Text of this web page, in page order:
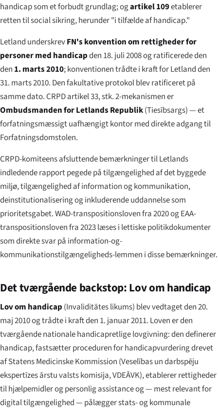
handicap som et forbudt grundlag; ogartikel 109etablerer
retten til social sikring, herunder "i tilfælde af handicap."
Letland underskrevFN's konvention om rettigheder for
personer med handicapden 18. juli 2008 og ratificerede den
den 1. marts 2010; konventionen trådte i kraft for Letland den
31. marts 2010. Den fakultative protokol blev ratificeret på
samme dato. CRPD artikel 33, stk. 2-mekanismen er
Ombudsmanden for Letlands Republik(Tiesībsargs) — et
forfatningsmæssigt uafhængigt kontor med direkte adgang til
Forfatningsdomstolen.
CRPD-komiteens afsluttende bemærkninger til Letlands
indledende rapport pegede på tilgængelighed af det byggede
miljø, tilgængelighed af information og kommunikation,
deinstitutionalisering og inkluderende uddannelse som
prioritetsgabet. WAD-transpositionsloven fra 2020 og EAA-
transpositionsloven fra 2023 læses i lettiske politikdokumenter
som direkte svar på information-og-
kommunikationstilgængeligheds-lemmen i disse bemærkninger.
Det tværgående backstop: Lov om handicap
Lov om handicap (Invaliditātes likums) blev vedtaget den 20.
maj 2010 og trådte i kraft den 1. januar 2011. Loven er den
tværgående nationale handicapretlige lovgivning: den definerer
handicap, fastsætter proceduren for handicapvurdering drevet
af Statens Medicinske Kommission (Veselības un darbspēju
ekspertīzes ārstu valsts komisija, VDEĀVK), etablerer rettigheder
til hjælpemidler og personlig assistance og — mest relevant for
digital tilgængelighed — pålægger stats- og kommunale